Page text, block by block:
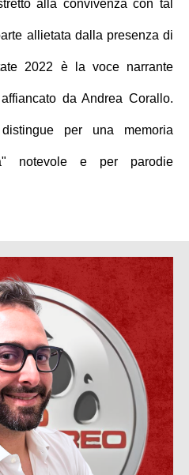
alla convivenza con tal
allietata dalla presenza di
2022 è la voce narrante
da Andrea Corallo.
per una memoria
notevole e per parodie